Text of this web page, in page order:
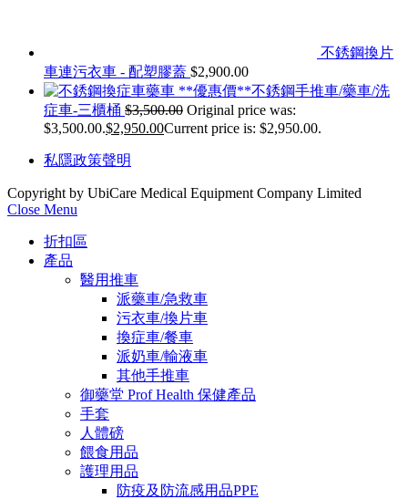
不銹鋼換片
車連污衣車 - 配塑膠蓋 $2,900.00
**優惠價**不銹鋼手推車/藥車/洗
症車-三櫃桶 $3,500.00 Original price was:
$3,500.00.$2,950.00Current price is: $2,950.00.
私隱政策聲明
Copyright by UbiCare Medical Equipment Company Limited
Close Menu
折扣區
產品
醫用推車
派藥車/急救車
污衣車/換片車
換症車/餐車
派奶車/輸液車
其他手推車
御藥堂 Prof Health 保健產品
手套
人體磅
餵食用品
護理用品
防疫及防流感用品PPE